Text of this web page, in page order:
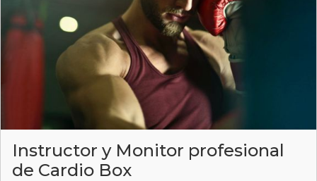
Instructor y Monitor profesional
de Cardio Box